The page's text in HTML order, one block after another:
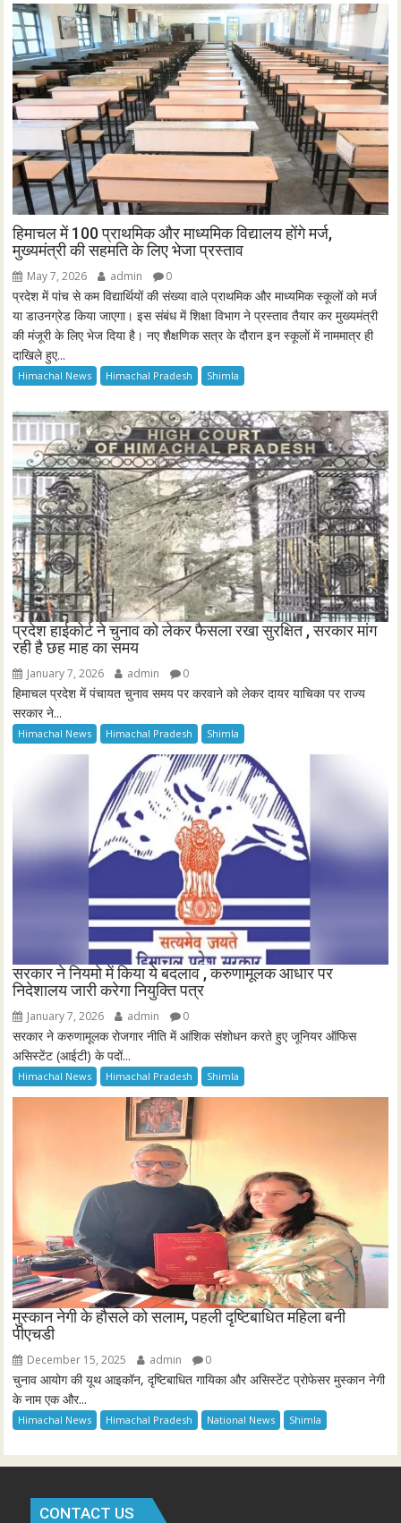
हिमाचल में 100 प्राथमिक और माध्यमिक विद्यालय होंगे मर्ज,
मुख्यमंत्री की सहमति के लिए भेजा प्रस्ताव
May 7, 2026 admin 0
प्रदेश में पांच से कम विद्यार्थियों की संख्या वाले प्राथमिक और माध्यमिक स्कूलों को मर्ज
या डाउनग्रेड किया जाएगा। इस संबंध में शिक्षा विभाग ने प्रस्ताव तैयार कर मुख्यमंत्री
की मंजूरी के लिए भेज दिया है। नए शैक्षणिक सत्र के दौरान इन स्कूलों में नाममात्र ही
दाखिले हुए...
Himachal News Himachal Pradesh Shimla
प्रदेश हाईकोर्ट ने चुनाव को लेकर फैसला रखा सुरक्षित , सरकार मांग
रही है छह माह का समय
January 7, 2026 admin 0
हिमाचल प्रदेश में पंचायत चुनाव समय पर करवाने को लेकर दायर याचिका पर राज्य
सरकार ने...
Himachal News Himachal Pradesh Shimla
सरकार ने नियमो में किया ये बदलाव , करुणामूलक आधार पर
निदेशालय जारी करेगा नियुक्ति पत्र
January 7, 2026 admin 0
सरकार ने करुणामूलक रोजगार नीति में आंशिक संशोधन करते हुए जूनियर ऑफिस
असिस्टेंट (आईटी) के पदों...
Himachal News Himachal Pradesh Shimla
मुस्कान नेगी के हौसले को सलाम, पहली दृष्टिबाधित महिला बनी
पीएचडी
December 15, 2025 admin 0
चुनाव आयोग की यूथ आइकॉन, दृष्टिबाधित गायिका और असिस्टेंट प्रोफेसर मुस्कान नेगी
के नाम एक और...
Himachal News Himachal Pradesh National News Shimla
CONTACT US